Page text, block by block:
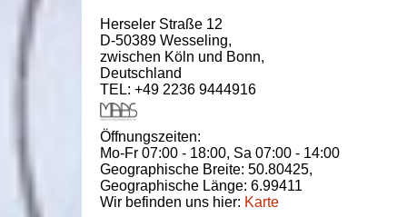
Herseler Straße 12
D-50389 Wesseling,
zwischen Köln und Bonn,
Deutschland
TEL: +49 2236 9444916
Öffnungszeiten:
Mo-Fr 07:00 - 18:00, Sa 07:00 - 14:00
Geographische Breite: 50.80425,
Geographische Länge: 6.99411
Wir befinden uns hier: Karte